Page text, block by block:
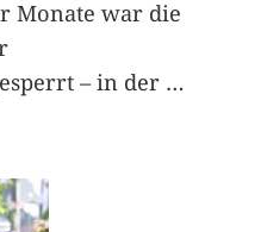
Monate war die
– in der …